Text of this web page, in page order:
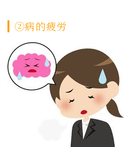
②病的疲労